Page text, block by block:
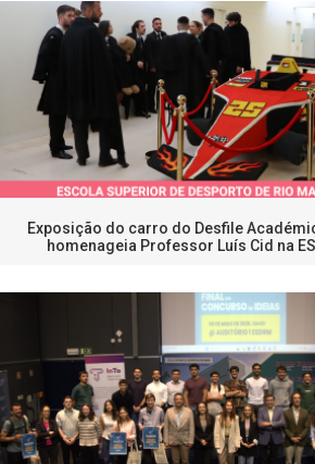
Exposição do carro do Desfile
homenageia Professor Luís Cid na